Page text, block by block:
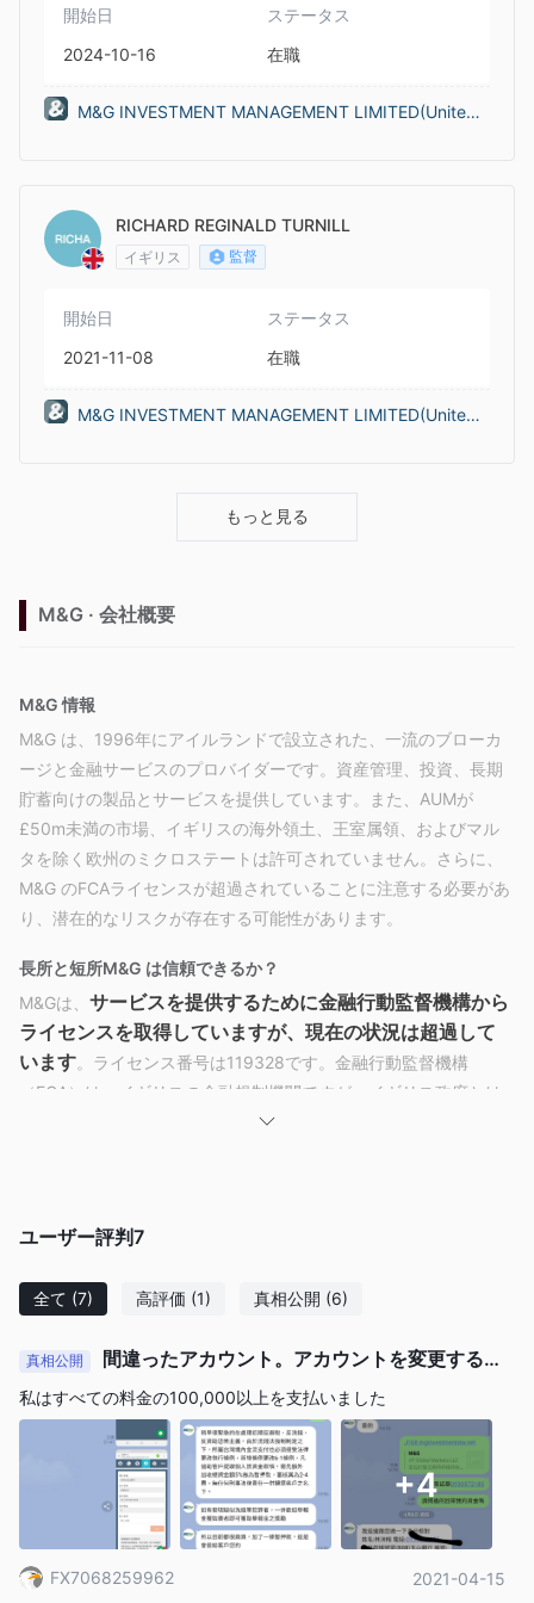
開始日
2024-10-16
ステータス
在職
M&G INVESTMENT MANAGEMENT LIMITED(United
RICHARD REGINALD TURNILL
イギリス 監督
開始日
2021-11-08
ステータス
在職
M&G INVESTMENT MANAGEMENT LIMITED(United
もっと見る
M&G · 会社概要
M&G 情報
M&G は、1996年にアイルランドで設立された、一流のブローカ
ージと金融サービスのプロバイダーです。資産管理、投資、長期
貯蓄向けの製品とサービスを提供しています。また、AUMが
£50m未満の市場、イギリスの海外領土、王室属領、およびマル
タを除く欧州のミクロステートは許可されていません。さらに、
M&G のFCAライセンスが超過されていることに注意する必要があ
り、潜在的なリスクが存在する可能性があります。
長所と短所M&G は信頼できるか？
M&Gは、 サービスを提供するために金融行動監督機構から
ライセンスを取得していますが、現在の状況は超過して
います。ライセンス番号は119328です。金融行動監督機構
（FCA）は、イギリスの金融規制機関ですが、イギリス政府とは
独立して運営され、金融サービス業界のメンバーに手数料を請求
M&G手数料
手数料は投資額に関連しており、ファンドのパフォーマンスに応
じて異なります。料金は年次で計算され、毎日引き落とされま
す。詳細は記載されていません。
取引プラットフォーム
ブローカーは、Maestro、MasterCardデビット、Visaデ
ビット＆Visa Deltaデビットカード
を利用した支払いを受け
ユーザー評判7
全て (7) 高評価 (1) 真相公開 (6)
真相公開
間違ったアカウント。アカウントを変更するに
はお金が必要です。延滞料が必要です。撤退できません
私はすべての料金の100,000以上を支払いました
+4
FX7068259962 2021-04-15